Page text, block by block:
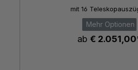
mit 16
Mehr Optionen
ab €